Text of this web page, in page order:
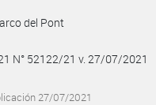
del Pont
N° 52122/21 v. 27/07/2021
27/07/2021